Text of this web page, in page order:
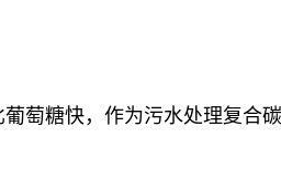
萄糖快，作为污水处理复